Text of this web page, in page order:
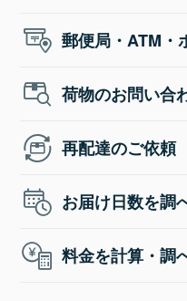
郵便局・ATM・
荷物のお問い合
再配達のご依頼
お届け日数を調
料金を計算・調